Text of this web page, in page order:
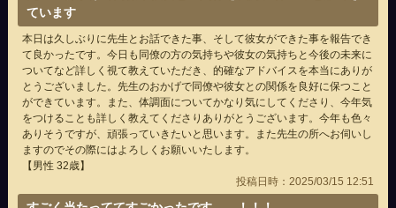
ています
本日は久しぶりに先生とお話できた事、そして彼女ができた事を報告でき
て良かったです。今日も同僚の方の気持ちや彼女の気持ちと今後の未来に
ついてなど詳しく視て教えていただき、的確なアドバイスを本当にありが
とうございました。先生のおかげで同僚や彼女との関係を良好に保つこと
ができています。また、体調面についてかなり気にしてくださり、今年気
をつけることも詳しく教えてくださりありがとうございます。今年も色々
ありそうですが、頑張っていきたいと思います。また先生の所へお伺いし
ますのでその際にはよろしくお願いいたします。
【男性 32歳】
投稿日時：2025/03/15 12:51